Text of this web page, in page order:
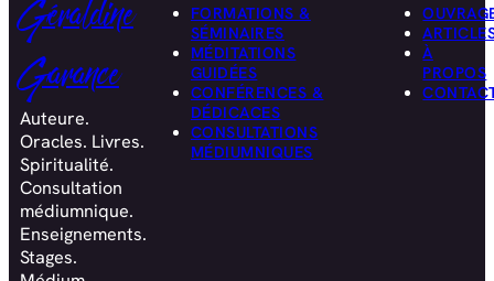
Géraldine
Garance
Auteure.
Oracles. Livres.
Spiritualité.
Consultation
médiumnique.
Enseignements.
Stages.
FORMATIONS &
SÉMINAIRES
MÉDITATIONS
GUIDÉES
CONFÉRENCES &
DÉDICACES
CONSULTATIONS
MÉDIUMNIQUES
À
PROPOS